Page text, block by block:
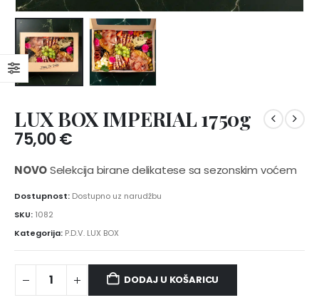
LUX BOX IMPERIAL 1750g
75,00€
NOVOSelekcija birane delikatese sa sezonskim voćem
Dostupnost: Dostupno uz narudžbu
SKU: 1082
Kategorija: P.D.V. LUX BOX
DODAJ U KOŠARICU